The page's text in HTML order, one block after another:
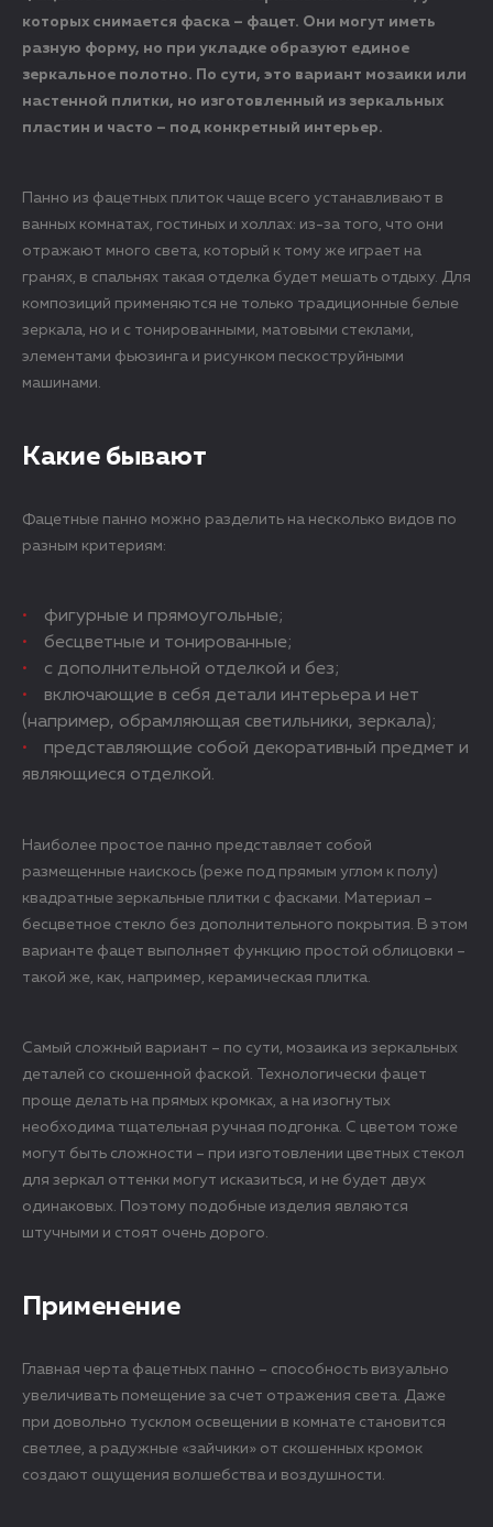
которых снимается фаска – фацет. Они могут иметь
разную форму, но при укладке образуют единое
зеркальное полотно. По сути, это вариант мозаики или
настенной плитки, но изготовленный из зеркальных
пластин и часто – под конкретный интерьер.
Панно из фацетных плиток чаще всего устанавливают в
ванных комнатах, гостиных и холлах: из-за того, что они
отражают много света, который к тому же играет на
гранях, в спальнях такая отделка будет мешать отдыху. Для
композиций применяются не только традиционные белые
зеркала, но и с тонированными, матовыми стеклами,
элементами фьюзинга и рисунком пескоструйными
машинами.
Какие бывают
Фацетные панно можно разделить на несколько видов по
разным критериям:
фигурные и прямоугольные;
бесцветные и тонированные;
с дополнительной отделкой и без;
включающие в себя детали интерьера и нет
(например, обрамляющая светильники, зеркала);
представляющие собой декоративный предмет и
являющиеся отделкой.
Наиболее простое панно представляет собой
размещенные наискось (реже под прямым углом к полу)
квадратные зеркальные плитки с фасками. Материал –
бесцветное стекло без дополнительного покрытия. В этом
варианте фацет выполняет функцию простой облицовки –
такой же, как, например, керамическая плитка.
Самый сложный вариант – по сути, мозаика из зеркальных
деталей со скошенной фаской. Технологически фацет
проще делать на прямых кромках, а на изогнутых
необходима тщательная ручная подгонка. С цветом тоже
могут быть сложности – при изготовлении цветных стекол
для зеркал оттенки могут исказиться, и не будет двух
одинаковых. Поэтому подобные изделия являются
штучными и стоят очень дорого.
Применение
Главная черта фацетных панно – способность визуально
увеличивать помещение за счет отражения света. Даже
при довольно тусклом освещении в комнате становится
светлее, а радужные «зайчики» от скошенных кромок
создают ощущения волшебства и воздушности.